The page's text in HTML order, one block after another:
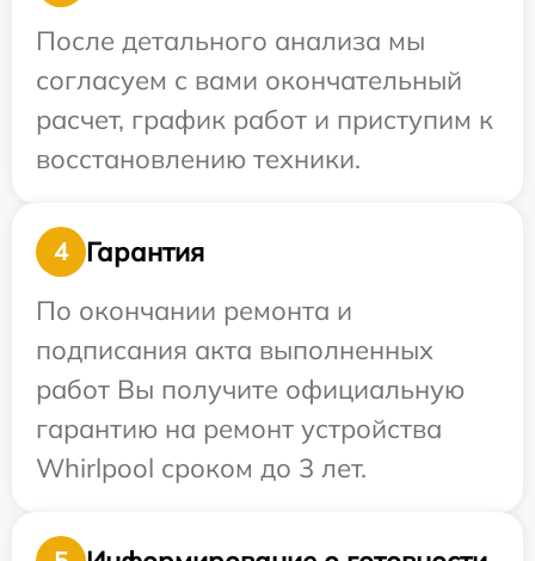
После детального анализа мы
согласуем с вами окончательный
расчет, график работ и приступим к
восстановлению техники.
4
Гарантия
По окончании ремонта и
подписания акта выполненных
работ Вы получите официальную
гарантию на ремонт устройства
Whirlpool сроком до 3 лет.